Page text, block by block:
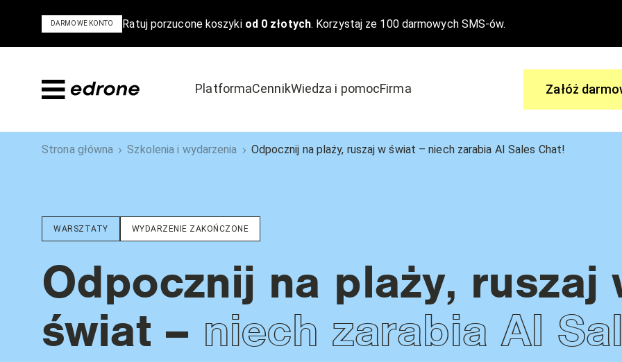
DARMOWE KONTO Ratuj porzucone koszyki od 0 złotych. Korzystaj ze 100 darmowych SMS-ów.
PlatformaCennikWiedza i pomoc
Poradniki i ebooki
Wideo
Case Study
Firma Załóż
Strona główna Szkolenia i wydarzenia Odpocznij na plaży, ruszaj w świat – niech zarabia AI Sales Chat!
WARSZTATY WYDARZENIE ZAKOŃCZONE
Odpocznij na plaży, ruszaj
świat – niech zarabia AI